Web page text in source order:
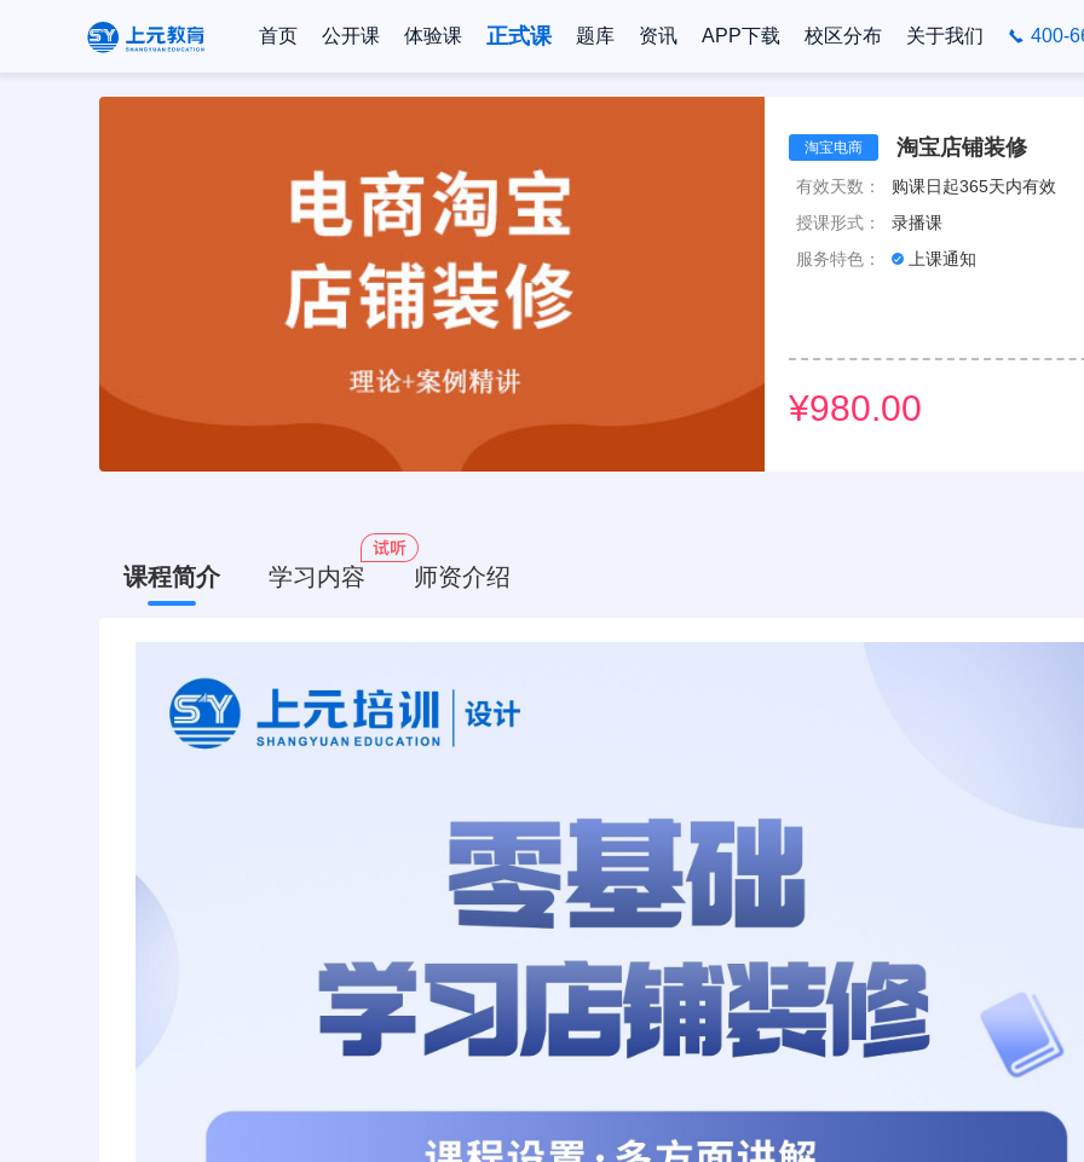
首页 公开课 体验课 正式课 题库 资讯 APP下载 校区分布 关于我们 400-
淘宝电商 淘宝店铺装修
有效天数： 购课日起365天内有效
授课形式：
录播课
服务特色：
上课通知
¥980.00
课程简介 学习内容 师资介绍